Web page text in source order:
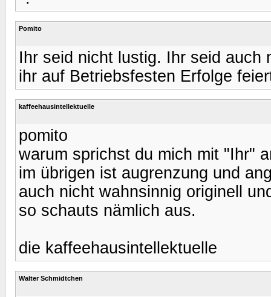
Pomito
Ihr seid nicht lustig. Ihr seid auch
ihr auf Betriebsfesten Erfolge
kaffeehausintellektuelle
pomito
warum sprichst du mich mit "Ihr"
im übrigen ist augrenzung und
auch nicht wahnsinnig originell
so schauts nämlich aus.
die kaffeehausintellektuelle
Walter Schmidtchen